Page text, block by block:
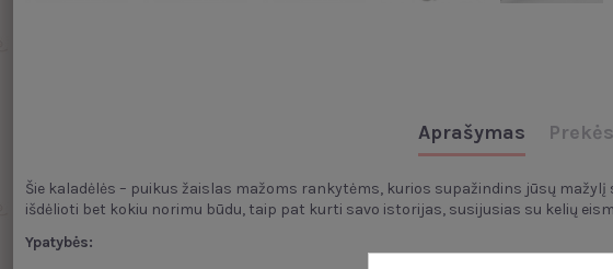
Aprašymas
Šie kaladėlės – puikus žaislas mažoms rankytėms, kurios supažindins jūsų mažylį
išdėlioti bet kokiu norimu būdu, taip pat kurti savo istorijas, susijusias su kelių
Ypatybės: